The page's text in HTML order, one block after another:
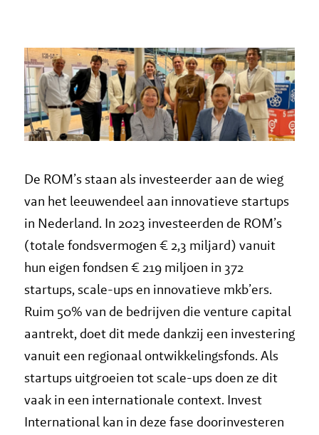
De ROM’s staan als investeerder aan de wieg
van het leeuwendeel aan innovatieve startups
in Nederland. In 2023 investeerden de ROM’s
(totale fondsvermogen € 2,3 miljard) vanuit
hun eigen fondsen € 219 miljoen in 372
startups, scale-ups en innovatieve mkb’ers.
Ruim 50% van de bedrijven die venture capital
aantrekt, doet dit mede dankzij een investering
vanuit een regionaal ontwikkelingsfonds. Als
startups uitgroeien tot scale-ups doen ze dit
vaak in een internationale context. Invest
International kan in deze fase doorinvesteren